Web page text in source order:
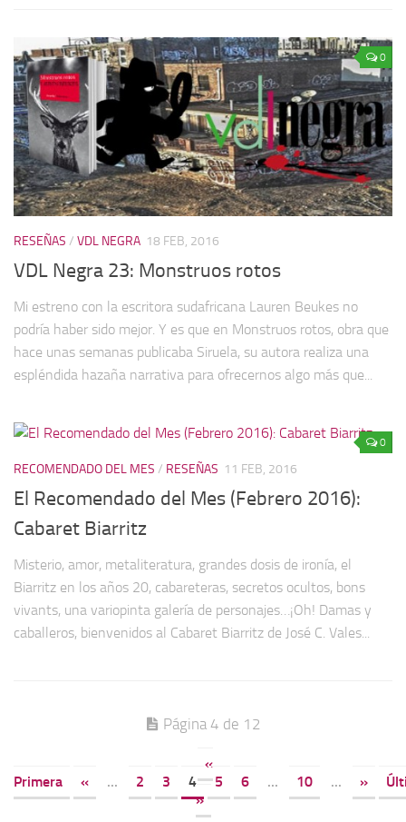
0
RESEÑAS / VDL NEGRA 18 FEB, 2016
VDL Negra 23: Monstruos rotos
Mi estreno con la escritora sudafricana Lauren Beukes no
podría haber sido mejor. Y es que en Monstruos rotos, obra que
hace unas semanas publicaba Siruela, su autora realiza una
espléndida hazaña narrativa para ofrecernos algo más que...
0
RECOMENDADO DEL MES / RESEÑAS 11 FEB, 2016
El Recomendado del Mes (Febrero 2016):
Cabaret Biarritz
Misterio, amor, metaliteratura, grandes dosis de ironía, el
Biarritz en los años 20, cabareteras, secretos ocultos, bons
vivants, una variopinta galería de personajes…¡Oh! Damas y
caballeros, bienvenidos al Cabaret Biarritz de José C. Vales...
Página 4 de 12
«
Primera
« ... 2 3 4 5 6 ... 10 ... »
»